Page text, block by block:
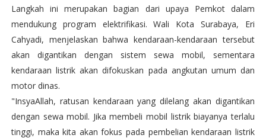
Langkah ini merupakan bagian dari upaya Pemkot dalam
mendukung program elektrifikasi. Wali Kota Surabaya, Eri
Cahyadi, menjelaskan bahwa kendaraan-kendaraan tersebut
akan digantikan dengan sistem sewa mobil, sementara
kendaraan listrik akan difokuskan pada angkutan umum dan
motor dinas.
"InsyaAllah, ratusan kendaraan yang dilelang akan digantikan
dengan sewa mobil. Jika membeli mobil listrik biayanya terlalu
tinggi, maka kita akan fokus pada pembelian kendaraan listrik